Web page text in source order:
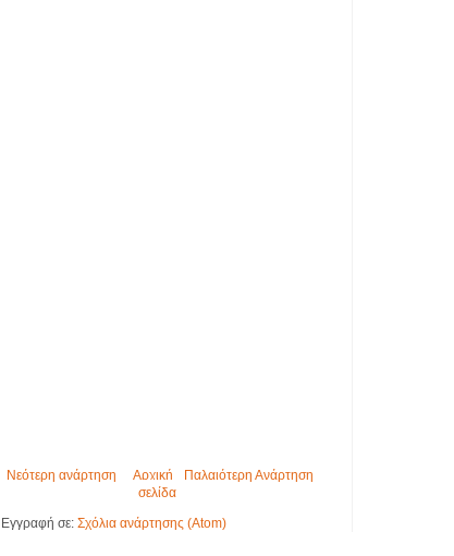
Νεότερη ανάρτηση Παλαιότερη Ανάρτηση
Αρχική
σελίδα
Εγγραφή σε: Σχόλια ανάρτησης (Atom)